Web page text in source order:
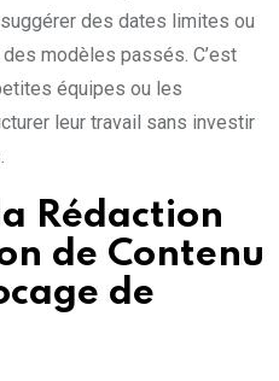
des dates limites ou
modèles passés. C’est
équipes ou les
leur travail sans investir
Rédaction
de Contenu
de